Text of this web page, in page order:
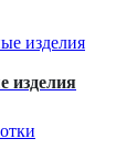
изделия